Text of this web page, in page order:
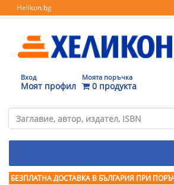
Helikon.bg
Вход
Моят профил
Моята поръчка
0 продукта
БЕЗПЛАТНА ДОСТАВКА В БЪЛГАРИЯ ПРИ